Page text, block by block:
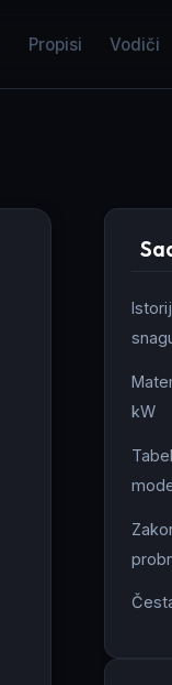
Propisi Vodiči
kW